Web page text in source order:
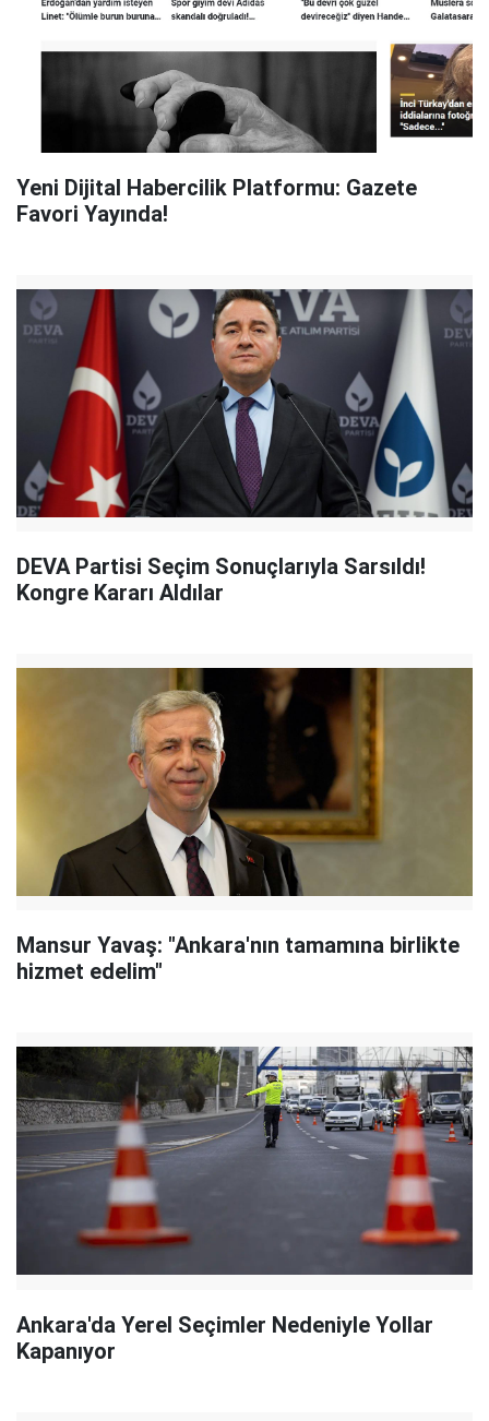
Yeni Dijital Habercilik Platformu: Gazete
Favori Yayında!
DEVA Partisi Seçim Sonuçlarıyla Sarsıldı!
Kongre Kararı Aldılar
Mansur Yavaş: "Ankara'nın tamamına birlikte
hizmet edelim"
Ankara'da Yerel Seçimler Nedeniyle Yollar
Kapanıyor